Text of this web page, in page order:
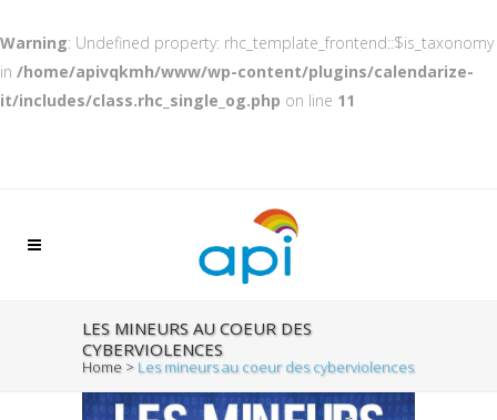
Warning: Undefined property: rhc_template_frontend::$is_taxonomy
in /home/apivqkmh/www/wp-content/plugins/calendarize-
it/includes/class.rhc_single_og.php on line 11
LES MINEURS AU COEUR DES
CYBERVIOLENCES
Home > Les mineurs au coeur des cyberviolences